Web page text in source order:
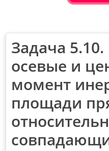
Задача
осевые и
момент
площади